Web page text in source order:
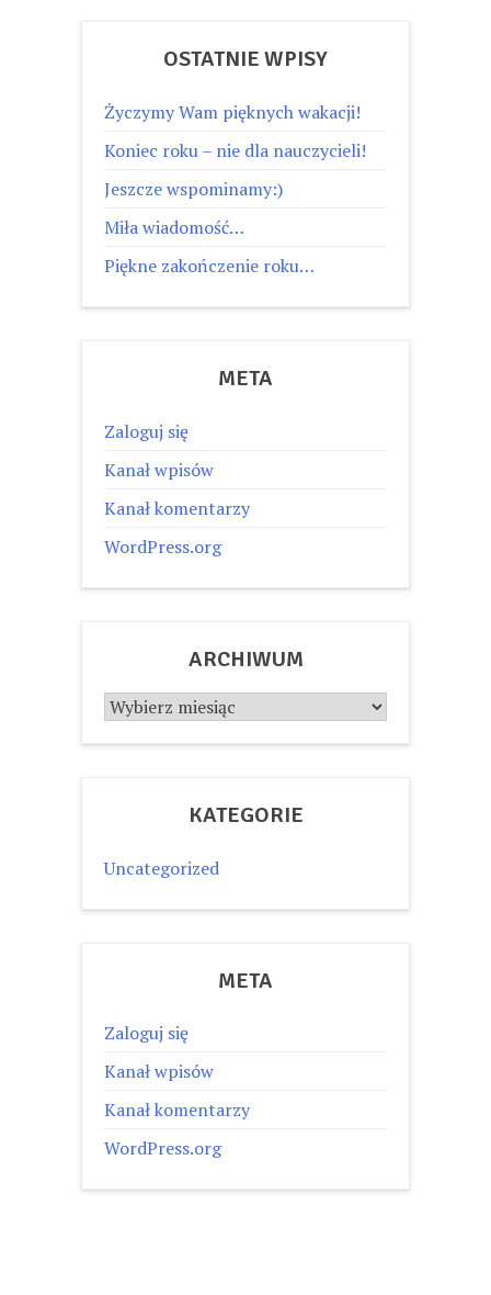
OSTATNIE WPISY
Życzymy Wam pięknych wakacji!
Koniec roku – nie dla nauczycieli!
Jeszcze wspominamy:)
Miła wiadomość…
Piękne zakończenie roku…
META
Zaloguj się
Kanał wpisów
Kanał komentarzy
WordPress.org
ARCHIWUM
Archiwum
KATEGORIE
Uncategorized
META
Zaloguj się
Kanał wpisów
Kanał komentarzy
WordPress.org